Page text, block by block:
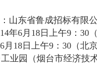
山东省鲁成招标有限
年6月18日上午9：30
18日上午9：30（北京
业园（烟台市经济技